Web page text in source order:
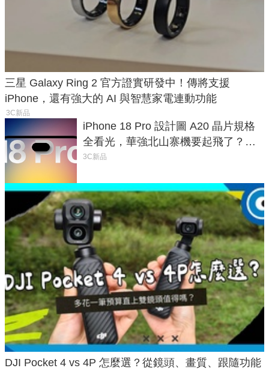
三星 Galaxy Ring 2 官方證實研發中！傳將支援
iPhone，還有強大的 AI 與智慧家電連動功能
3C新品
iPhone 18 Pro 設計圖 A20 晶片規格
全看光，華強北山寨機要起飛了？專
家曝山寨機無法復刻兩大關鍵
3C新品
DJI Pocket 4 vs 4P 怎麼選？從鏡頭、畫質、跟隨功能